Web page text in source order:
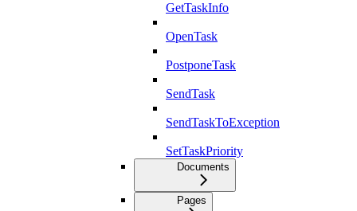
GetTaskInfo
OpenTask
PostponeTask
SendTask
SendTaskToException
SetTaskPriority
Documents
Pages